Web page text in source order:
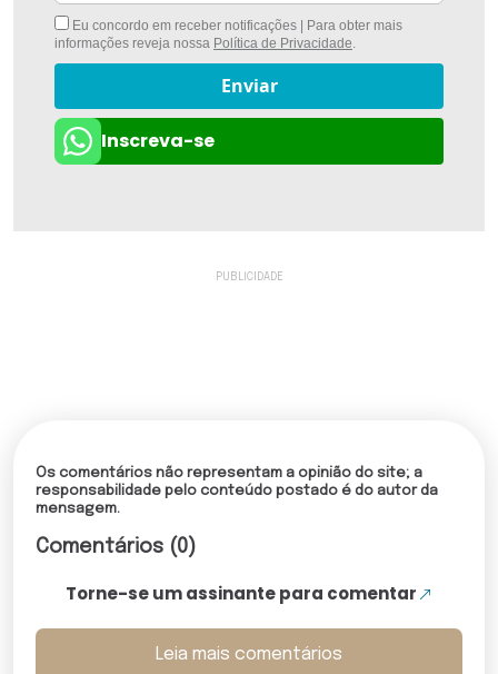
Eu concordo em receber notificações | Para obter mais
informações reveja nossa Política de Privacidade.
Enviar
Inscreva-se
Os comentários não representam a opinião do site; a
responsabilidade pelo conteúdo postado é do autor da
mensagem.
Comentários (0)
Torne-se um assinante para comentar
Leia mais comentários